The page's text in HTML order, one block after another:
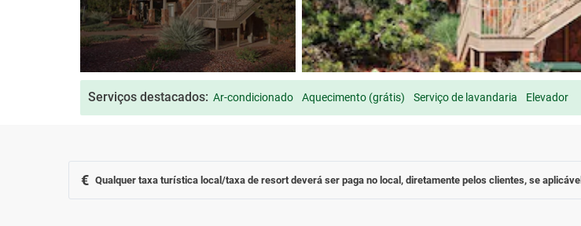
Serviços destacados: Ar-condicionado Aquecimento (grátis) Serviço de lavandaria Elevador
€ Qualquer taxa turística local/taxa de resort deverá ser paga no local, diretamente pelos clientes, se aplicável